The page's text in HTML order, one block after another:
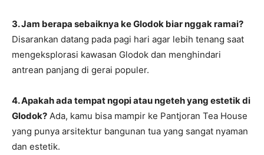
3. Jam berapa sebaiknya ke Glodok biar nggak ramai?
Disarankan datang pada pagi hari agar lebih tenang saat
mengeksplorasi kawasan Glodok dan menghindari
antrean panjang di gerai populer.
4. Apakah ada tempat ngopi atau ngeteh yang estetik di
Glodok? Ada, kamu bisa mampir ke Pantjoran Tea House
yang punya arsitektur bangunan tua yang sangat nyaman
dan estetik.